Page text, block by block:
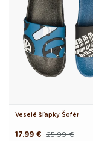
Veselé šľapky Šofér
Pôvodná25.99 €
Akciová
17.99 €